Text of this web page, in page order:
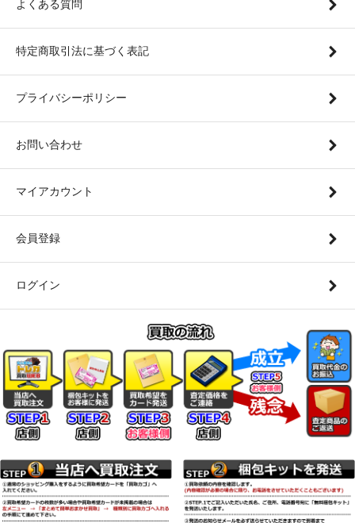
よくある質問
特定商取引法に基づく表記
プライバシーポリシー
お問い合わせ
マイアカウント
会員登録
ログイン